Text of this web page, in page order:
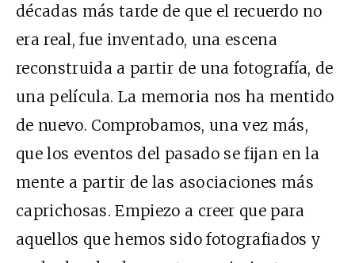
décadas más tarde de que el recuerdo no
era real, fue inventado, una escena
reconstruida a partir de una fotografía, de
una película. La memoria nos ha mentido
de nuevo. Comprobamos, una vez más,
que los eventos del pasado se fijan en la
mente a partir de las asociaciones más
caprichosas. Empiezo a creer que para
aquellos que hemos sido fotografiados y